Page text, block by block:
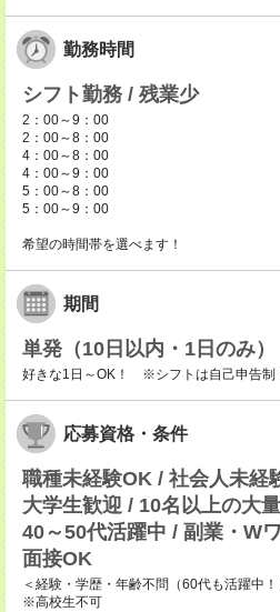
勤務時間
シフト勤務 / 残業少
2：00～9：00
2：00～8：00
4：00～8：00
4：00～9：00
5：00～8：00
5：00～9：00
希望の時間帯を選べます！
期間
単発（10日以内・1日のみ）
好きな1日～OK！ ※シフトは自己申告制
応募資格・条件
職種未経験OK / 社会人未経
大学生歓迎 / 10名以上の大
40～50代活躍中 / 副業・W
面接OK
＜経験・学歴・年齢不問（60代も活躍中！
※高校生不可